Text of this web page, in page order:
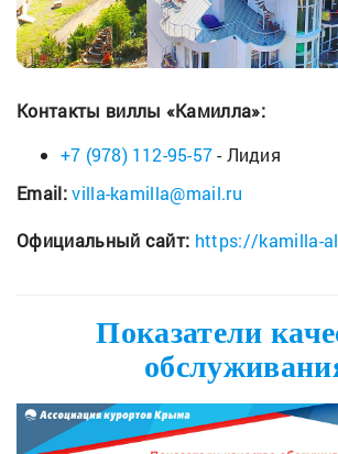
Контакты виллы «Камилла»:
+7 (978) 112-95-57- Лидия
Email:villa-kamilla@mail.ru
Официальный сайт: https://kamilla-
Показатели